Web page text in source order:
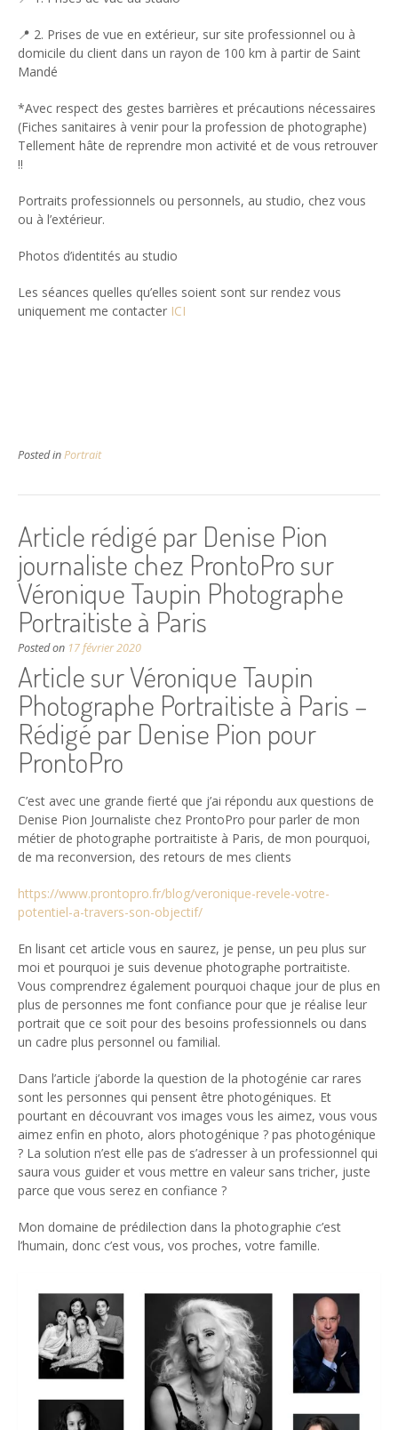
📍 2. Prises de vue en extérieur, sur site professionnel ou à
domicile du client dans un rayon de 100 km à partir de Saint
Mandé
*Avec respect des gestes barrières et précautions nécessaires
(Fiches sanitaires à venir pour la profession de photographe)
Tellement hâte de reprendre mon activité et de vous retrouver
!!
Portraits professionnels ou personnels, au studio, chez vous
ou à l’extérieur.
Photos d’identités au studio
Les séances quelles qu’elles soient sont sur rendez vous
uniquement me contacter ICI
Posted inPortrait
Article rédigé par Denise Pion
journaliste chez ProntoPro sur
Véronique Taupin Photographe
Portraitiste à Paris
Posted on 17 février 2020
Article sur Véronique Taupin
Photographe Portraitiste à Paris –
Rédigé par Denise Pion pour
ProntoPro
C’est avec une grande fierté que j’ai répondu aux questions de
Denise Pion Journaliste chez ProntoPro pour parler de mon
métier de photographe portraitiste à Paris, de mon pourquoi,
de ma reconversion, des retours de mes clients
https://www.prontopro.fr/blog/veronique-revele-votre-
potentiel-a-travers-son-objectif/
En lisant cet article vous en saurez, je pense, un peu plus sur
moi et pourquoi je suis devenue photographe portraitiste.
Vous comprendrez également pourquoi chaque jour de plus en
plus de personnes me font confiance pour que je réalise leur
portrait que ce soit pour des besoins professionnels ou dans
un cadre plus personnel ou familial.
Dans l’article j’aborde la question de la photogénie car rares
sont les personnes qui pensent être photogéniques. Et
pourtant en découvrant vos images vous les aimez, vous vous
aimez enfin en photo, alors photogénique ? pas photogénique
? La solution n’est elle pas de s’adresser à un professionnel qui
saura vous guider et vous mettre en valeur sans tricher, juste
parce que vous serez en confiance ?
Mon domaine de prédilection dans la photographie c’est
l’humain, donc c’est vous, vos proches, votre famille.